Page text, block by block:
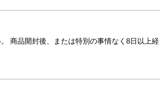
商品開封後、または特別の事情なく8日以上経